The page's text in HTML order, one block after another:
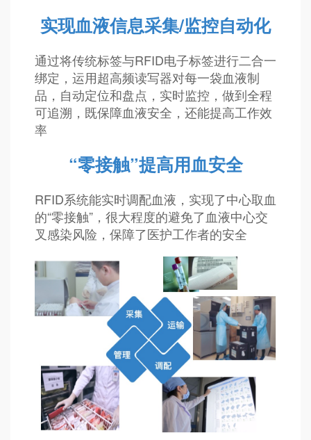
实现血液信息采集/监控自动化
通过将传统标签与RFID电子标签进行二合一
绑定，运用超高频读写器对每一袋血液制
品，自动定位和盘点，实时监控，做到全程
可追溯，既保障血液安全，还能提高工作效
率
“零接触”提高用血安全
RFID系统能实时调配血液，实现了中心取血
的“零接触”，很大程度的避免了血液中心交
叉感染风险，保障了医护工作者的安全